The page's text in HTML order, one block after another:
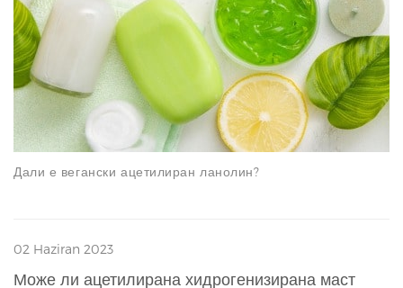
Дали е вегански ацетилиран ланолин?
02 Haziran 2023
Може ли ацетилирана хидрогенизирана маст